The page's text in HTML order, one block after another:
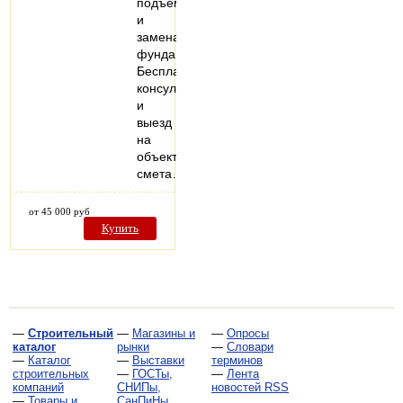
и
замена
фундамента.
Бесплатная
консультация
и
выезд
на
объект,
смета…
от 45 000 руб
Купить
— Строительный
каталог
— Каталог
строительных
компаний
— Магазины и
рынки
— Выставки
— ГОСТы,
СНИПы,
— Опросы
— Словари
терминов
— Лента
новостей RSS